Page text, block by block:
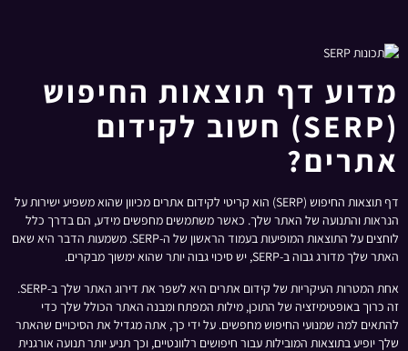
מדוע דף תוצאות החיפוש
(SERP) חשוב לקידום
אתרים?
דף תוצאות החיפוש (SERP) הוא קריטי לקידום אתרים מכיוון שהוא משפיע ישירות על
הנראות והתנועה של האתר שלך. כאשר משתמשים מחפשים מידע, הם בדרך כלל
לוחצים על התוצאות המופיעות בעמוד הראשון של ה-SERP. משמעות הדבר היא שאם
האתר שלך מדורג גבוה ב-SERP, יש סיכוי גבוה יותר שהוא ימשוך מבקרים.
אחת המטרות העיקריות של קידום אתרים היא לשפר את דירוג האתר שלך ב-SERP.
זה כרוך באופטימיזציה של התוכן, מילות המפתח ומבנה האתר הכולל שלך כדי
להתאים למה שמנועי החיפוש מחפשים. על ידי כך, אתה מגדיל את הסיכויים שהאתר
שלך יופיע בתוצאות המובילות עבור חיפושים רלוונטיים, וכך תניע יותר תנועה אורגנית